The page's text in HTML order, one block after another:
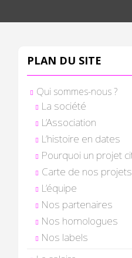
PLAN DU SITE
Qui sommes-nous ?
La société
L’Association
L’histoire en dates
Pourquoi un projet
Carte de nos projets
L’équipe
Nos partenaires
Nos homologues
Nos labels